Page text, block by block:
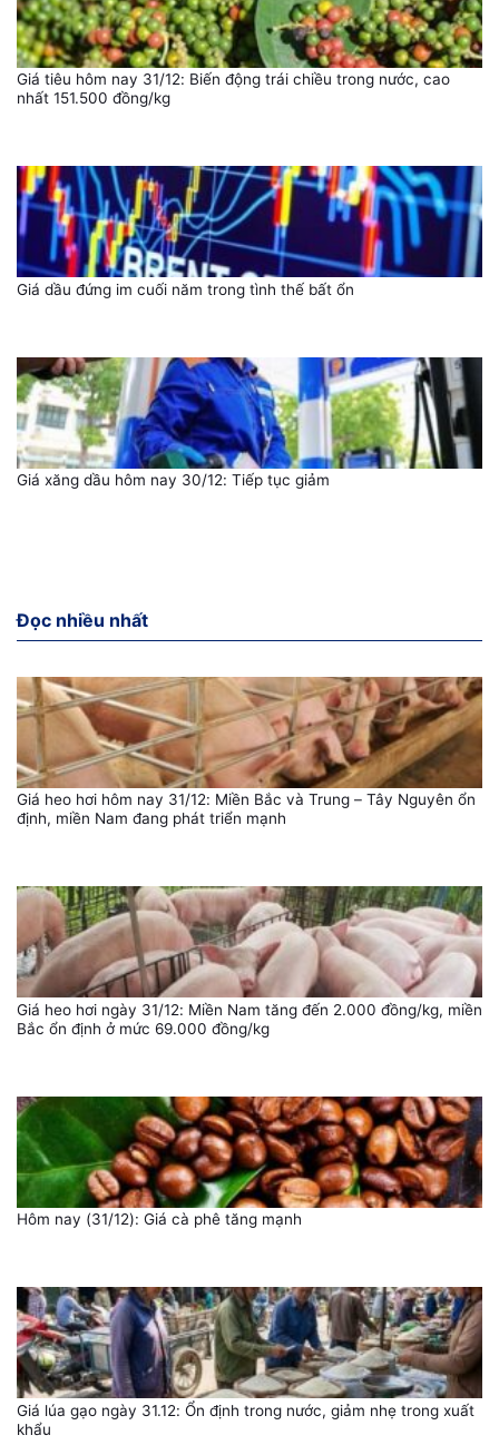
Giá tiêu hôm nay 31/12: Biến động trái chiều trong nước, cao
nhất 151.500 đồng/kg
Giá dầu đứng im cuối năm trong tình thế bất ổn
Giá xăng dầu hôm nay 30/12: Tiếp tục giảm
Đọc nhiều nhất
Giá heo hơi hôm nay 31/12: Miền Bắc và Trung – Tây Nguyên ổn
định, miền Nam đang phát triển mạnh
Giá heo hơi ngày 31/12: Miền Nam tăng đến 2.000 đồng/kg, miền
Bắc ổn định ở mức 69.000 đồng/kg
Hôm nay (31/12): Giá cà phê tăng mạnh
Giá lúa gạo ngày 31.12: Ổn định trong nước, giảm nhẹ trong xuất
khẩu